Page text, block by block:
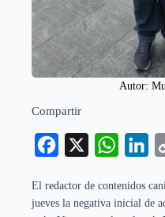
Autor:
Compartir
Facebook
El redactor de contenidos
jueves la negativa inicial de